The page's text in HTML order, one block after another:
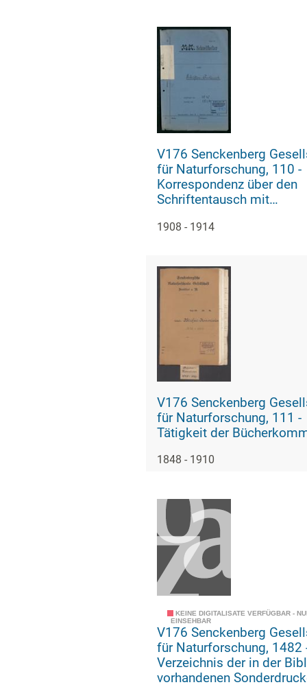
V176 Senckenberg
für Naturforschung, 110 -
Korrespondenz über den
Schriftentausch mit
Vereinigungen mit
1908 - 1914
V176 Senckenberg
für Naturforschung, 111 -
Tätigkeit der
1848 - 1910
KEINE DIGITALISATE VERFÜGBAR -
EINSEHBAR
V176 Senckenberg
für Naturforschung, 1482 -
Verzeichnis der in der
vorhandenen